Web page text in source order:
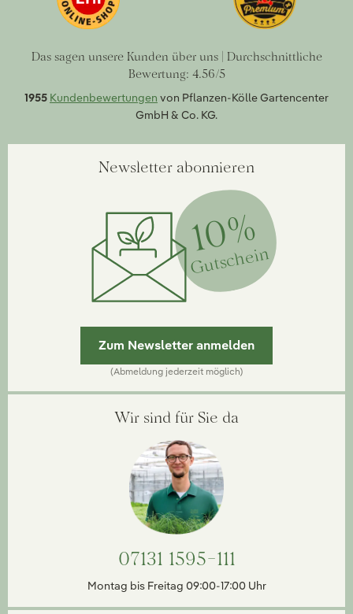
Das sagen unsere Kunden über uns | Durchschnittliche
Bewertung: 4.56/5
1955 Kundenbewertungen von Pflanzen-Kölle Gartencenter
GmbH & Co. KG.
Newsletter abonnieren
10%
Gutschein
Zum Newsletter anmelden
(Abmeldung jederzeit möglich)
Wir sind für Sie da
07131 1595-111
Montag bis Freitag 09:00-17:00 Uhr